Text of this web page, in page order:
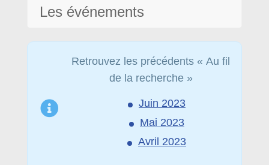
Les événements
Retrouvez les précédents « Au fil
de la recherche »
Juin 2023
Mai 2023
Avril 2023